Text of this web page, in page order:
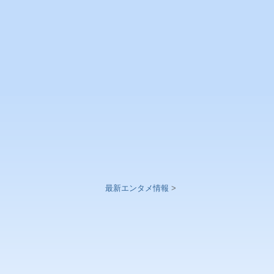
最新エンタメ情報